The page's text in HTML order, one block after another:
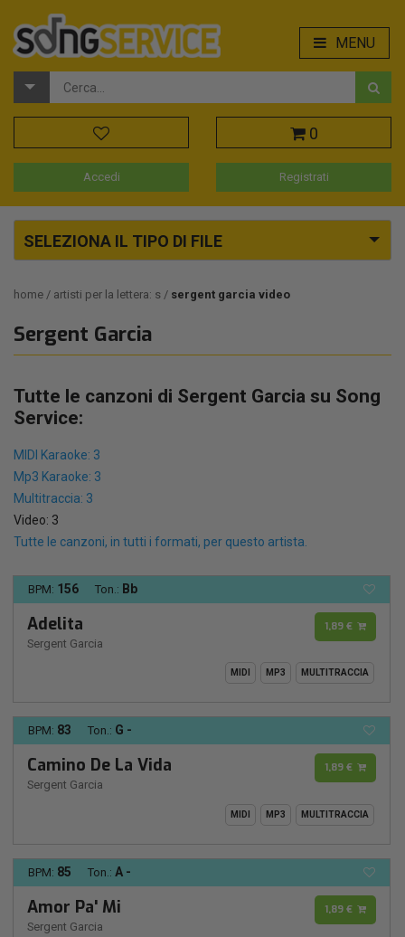
MENU
0
Accedi Registrati
SELEZIONA IL TIPO DI FILE
home artisti per la lettera: s sergent garcia video
Sergent Garcia
Tutte le canzoni di Sergent Garcia su Song
Service:
MIDI Karaoke: 3
Mp3 Karaoke: 3
Multitraccia: 3
Video: 3
Tutte le canzoni, in tutti i formati, per questo artista.
BPM: 156 Ton.: Bb
Adelita
Sergent Garcia
1,89 €
MIDI MP3 MULTITRACCIA
BPM: 83 Ton.: G -
Camino De La Vida
Sergent Garcia
1,89 €
MIDI MP3 MULTITRACCIA
BPM: 85 Ton.: A -
Amor Pa' Mi
Sergent Garcia
1,89 €